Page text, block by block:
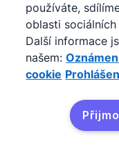
Odstranit
obchody ze
zaměření
používáte,
oblasti
Další informace
našem:
cookie